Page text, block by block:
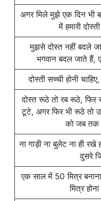
अगर मिले मुझे एक दिन भी
में हमारी
मुझसे दोस्त नहीं बदले
भगवान बदल जाते हैं,
दोस्ती सच्ची होनी
दोस्त रूठे तो रब रूठे,
टूटे, अगर फिर भी रूठे तो
को जब तक
ना गाड़ी ना बुलेट ना ही रखे
दुसरे
एक साल में 50 मित्र
मित्र